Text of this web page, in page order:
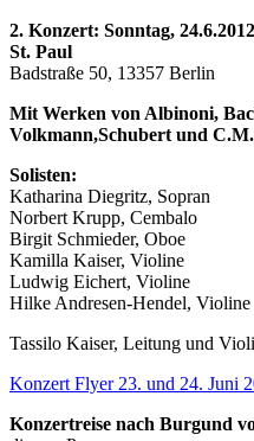
2. Konzert: Sonntag,
St. Paul
Badstraße 50, 13357 Berlin
Mit Werken von Albinoni,
Volkmann,Schubert und
Solisten:
Katharina Diegritz, Sopran
Norbert Krupp, Cembalo
Birgit Schmieder, Oboe
Kamilla Kaiser, Violine
Ludwig Eichert, Violine
Hilke Andresen-Hendel, Violine
Tassilo Kaiser, Leitung und
Konzert Flyer 23. und 24. Juni
Konzertreise nach Burgund